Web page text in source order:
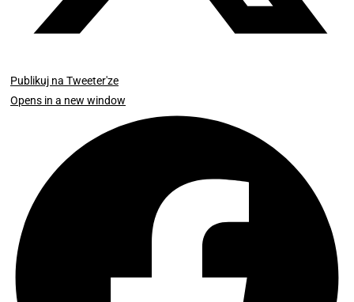
Publikuj na Tweeter'ze
Opens in a new window